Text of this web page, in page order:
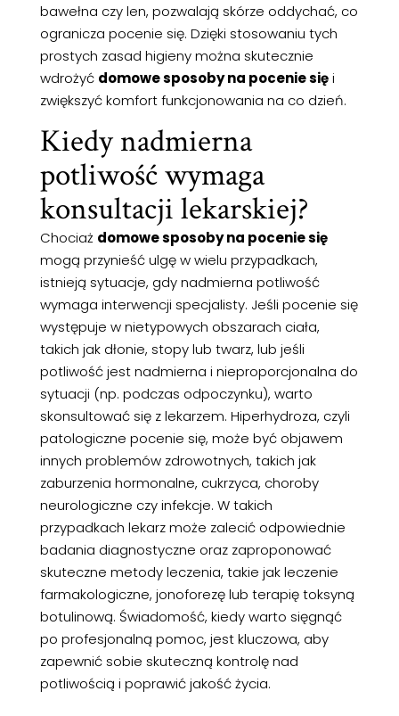
bawełna czy len, pozwalają skórze oddychać, co
ogranicza pocenie się. Dzięki stosowaniu tych
prostych zasad higieny można skutecznie
wdrożyć domowe sposoby na pocenie sięi
zwiększyć komfort funkcjonowania na co dzień.
Kiedy nadmierna
potliwość wymaga
konsultacji lekarskiej?
Chociaż domowe sposoby na pocenie się
mogą przynieść ulgę w wielu przypadkach,
istnieją sytuacje, gdy nadmierna potliwość
wymaga interwencji specjalisty. Jeśli pocenie się
występuje w nietypowych obszarach ciała,
takich jak dłonie, stopy lub twarz, lub jeśli
potliwość jest nadmierna i nieproporcjonalna do
sytuacji (np. podczas odpoczynku), warto
skonsultować się z lekarzem. Hiperhydroza, czyli
patologiczne pocenie się, może być objawem
innych problemów zdrowotnych, takich jak
zaburzenia hormonalne, cukrzyca, choroby
neurologiczne czy infekcje. W takich
przypadkach lekarz może zalecić odpowiednie
badania diagnostyczne oraz zaproponować
skuteczne metody leczenia, takie jak leczenie
farmakologiczne, jonoforezę lub terapię toksyną
botulinową. Świadomość, kiedy warto sięgnąć
po profesjonalną pomoc, jest kluczowa, aby
zapewnić sobie skuteczną kontrolę nad
potliwością i poprawić jakość życia.